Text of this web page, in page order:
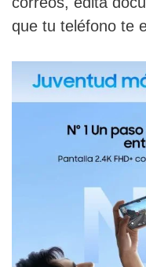
que tu teléfono te